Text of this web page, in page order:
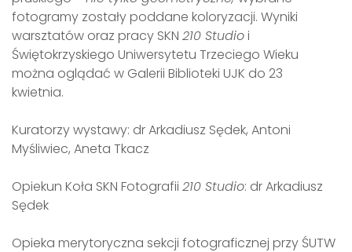
fotogramy zostały poddane koloryzacji. Wyniki
warsztatów oraz pracy SKN 210 Studioi
Świętokrzyskiego Uniwersytetu Trzeciego Wieku
można oglądać w Galerii Biblioteki UJK do 23
kwietnia.
Kuratorzy wystawy: dr Arkadiusz Sędek, Antoni
Myśliwiec, Aneta Tkacz
Opiekun Koła SKN Fotografii 210 Studio: dr Arkadiusz
Sędek
Opieka merytoryczna sekcji fotograficznej przy ŚUTW